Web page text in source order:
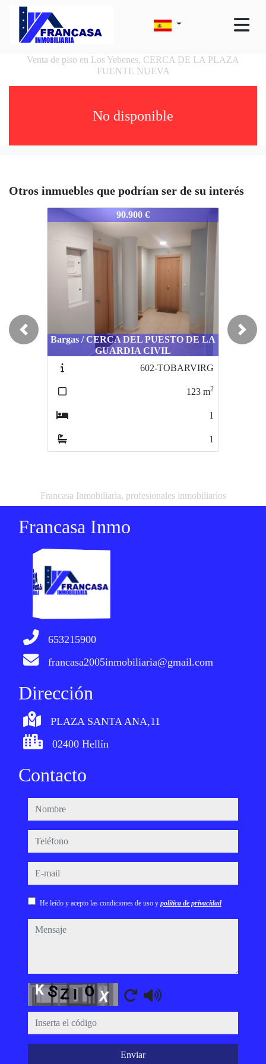
Venta de piso en Los Yebenes, CERCA DE LA PLAZA
FUENTE NUEVA
No disponible
Otros inmuebles que podrían ser de su interés
1896-TOYÉBVIR90.900 €
Bargas / CERCA DEL PUESTO DE LA
GUARDIA CIVIL
602-TOBARVIRG
123 m2
1
1
Previous Next
Francasa Inmobiliaria, profesionales inmobiliarios
Francasa Inmo
653215900
francasa2005inmobiliaria@gmail.com
Dirección
PLAZA SANTA ANA,11
02400 Hellín
Contacto
nombre
teléfono
e-mail
He leído y acepto las condiciones de uso y política de privacidad
mensaje
Captcha
Enviar